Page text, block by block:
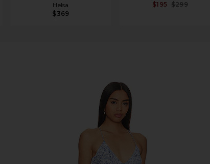
Helsa
$369
$195 $299